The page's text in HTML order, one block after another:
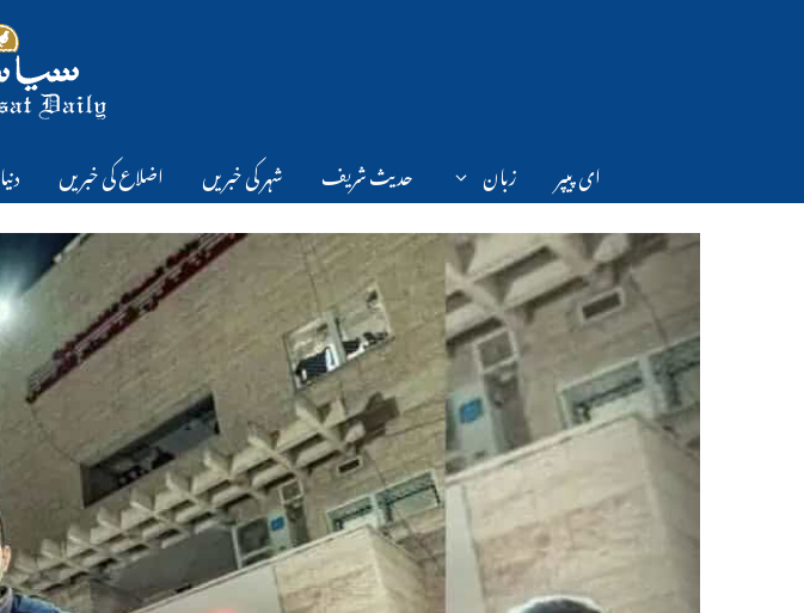
ای پیپر زبان حدیث شریف شہر کی خبریں اضلاع کی خبریں دنیا